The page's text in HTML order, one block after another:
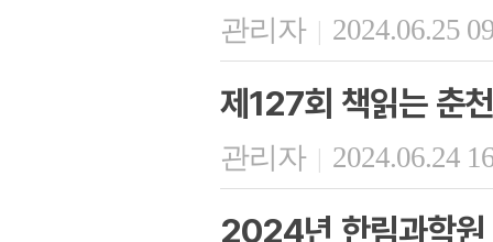
관리자 | 2024.06.25
제127회 책읽는 춘천
관리자 | 2024.06.24
2024년 한림과학원